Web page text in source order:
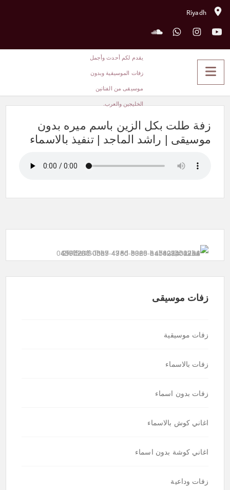
Riyadh
زفة طلت بكل الزين باسم ميره
بالاسماء
زفة طلت بكل الزين باسم ميره بدون
موسيقى | راشد الماجد | تنفيذ بالاسماء
زفات موسيقى
زفات موسيقية
زفات بالاسماء
زفات بدون اسماء
اغاني كوش بالاسماء
اغاني كوشة بدون اسماء
زفات وداعية